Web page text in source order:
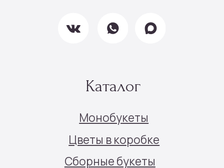
Все права защищены © 2025